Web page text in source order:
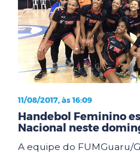
11/08/2017, às 16:09
Handebol Feminino
Nacional neste
A equipe do FUMGuaru/